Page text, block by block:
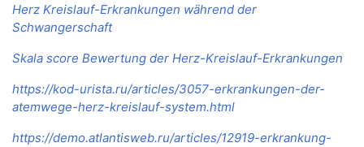
Herz Kreislauf-Erkrankungen während der
Schwangerschaft
Skala score Bewertung der Herz-Kreislauf-Erkrankungen
https://kod-urista.ru/articles/3057-erkrankungen-der-
atemwege-herz-kreislauf-system.html
https://demo.atlantisweb.ru/articles/12919-erkrankung-